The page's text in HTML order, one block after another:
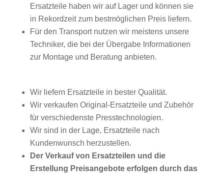
Ersatzteile haben wir auf Lager und können sie
in Rekordzeit zum bestmöglichen Preis liefern.
Für den Transport nutzen wir meistens unsere
Techniker, die bei der Übergabe Informationen
zur Montage und Beratung anbieten.
Wir liefern Ersatzteile in bester Qualität.
Wir verkaufen Original-Ersatzteile und Zubehör
für verschiedenste Presstechnologien.
Wir sind in der Lage, Ersatzteile nach
Kundenwunsch herzustellen.
Der Verkauf von Ersatzteilen und die
Erstellung Preisangebote erfolgen durch das